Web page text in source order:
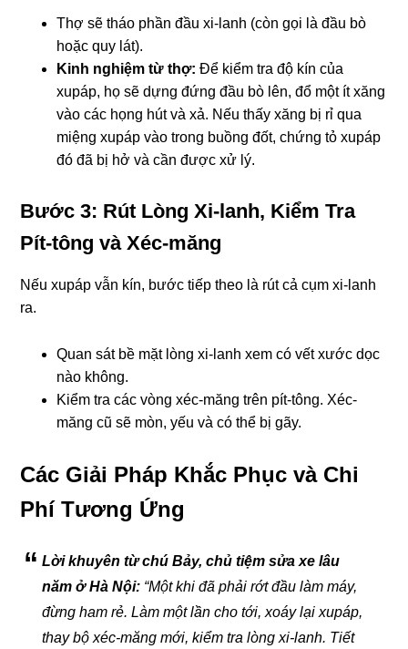
Thợ sẽ tháo phần đầu xi-lanh (còn gọi là đầu bò
hoặc quy lát).
Kinh nghiệm từ thợ: Để kiểm tra độ kín của
xupáp, họ sẽ dựng đứng đầu bò lên, đổ một ít xăng
vào các họng hút và xả. Nếu thấy xăng bị rỉ qua
miệng xupáp vào trong buồng đốt, chứng tỏ xupáp
đó đã bị hở và cần được xử lý.
Bước 3: Rút Lòng Xi-lanh, Kiểm Tra
Pít-tông và Xéc-măng
Nếu xupáp vẫn kín, bước tiếp theo là rút cả cụm xi-lanh
ra.
Quan sát bề mặt lòng xi-lanh xem có vết xước dọc
nào không.
Kiểm tra các vòng xéc-măng trên pít-tông. Xéc-
măng cũ sẽ mòn, yếu và có thể bị gãy.
Các Giải Pháp Khắc Phục và Chi
Phí Tương Ứng
Lời khuyên từ chú Bảy, chủ tiệm sửa xe lâu
năm ở Hà Nội: “Một khi đã phải rớt đầu làm máy,
đừng ham rẻ. Làm một lần cho tới, xoáy lại xupáp,
thay bộ xéc-măng mới, kiểm tra lòng xi-lanh. Tiết